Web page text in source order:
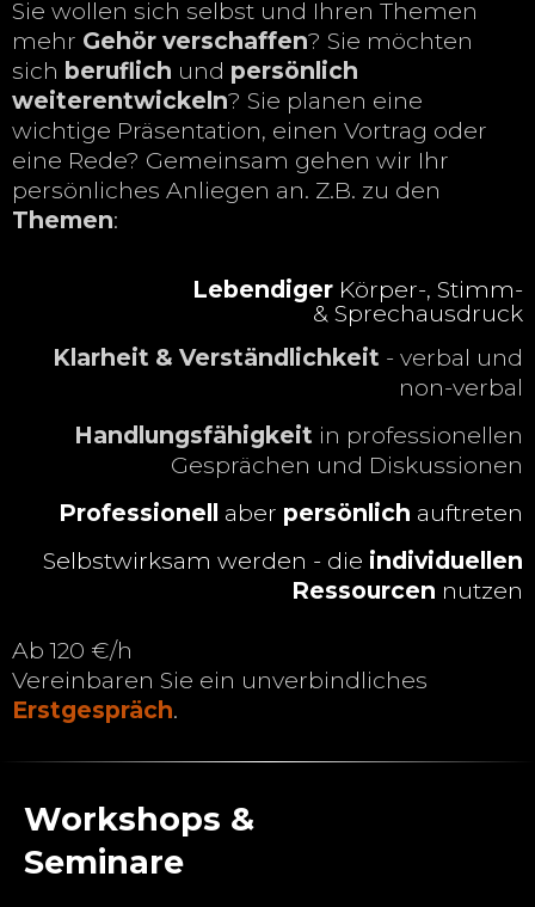
Sie wollen sich selbst und Ihren Themen
mehr Gehör verschaffen? Sie möchten
sich beruflich und persönlich
weiterentwickeln? Sie planen eine
wichtige Präsentation, einen Vortrag oder
eine Rede? Gemeinsam gehen wir Ihr
persönliches Anliegen an. Z.B. zu den
Themen:
Lebendiger Körper-, Stimm-
& Sprechausdruck
Klarheit & Verständlichkeit - verbal und
non-verbal
Handlungsfähigkeit in professionellen
Gesprächen und Diskussionen
Professionell aber persönlich auftreten
Selbstwirksam werden - die individuellen
Ressourcen nutzen
Ab 120 €/h
Vereinbaren Sie ein unverbindliches
Erstgespräch.
Workshops &
Seminare